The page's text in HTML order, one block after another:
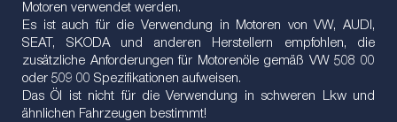
Motoren verwendet werden.
Es ist auch für die Verwendung in Motoren von VW, AUDI,
SEAT, SKODA und anderen Herstellern empfohlen, die
zusätzliche Anforderungen für Motorenöle gemäß VW 508 00
oder 509 00 Spezifikationen aufweisen.
Das Öl ist nicht für die Verwendung in schweren Lkw und
ähnlichen Fahrzeugen bestimmt!